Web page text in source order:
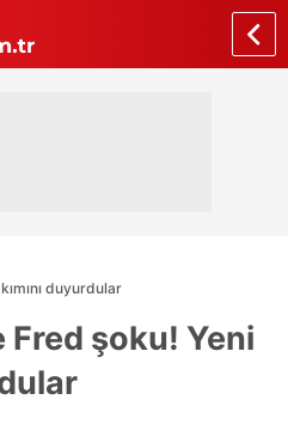
duyurdular
şoku! Yeni